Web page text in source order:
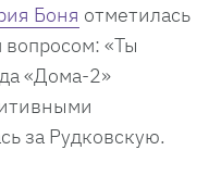
Боня отметилась
«Ты
«Дома-2»
за Рудковскую.